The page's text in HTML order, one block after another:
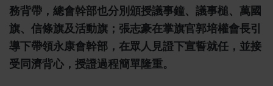
務背帶，總會幹部也分別頒授議事鐘、議事槌、萬國
旗、信條旗及活動旗；張志豪在掌旗官郭培權會長引
導下帶領永康會幹部，在眾人見證下宣誓就任，並接
受同濟背心，授證過程簡單隆重。